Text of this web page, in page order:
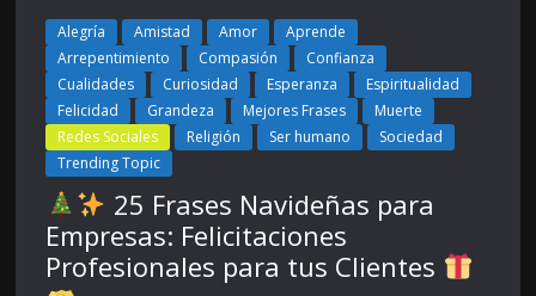
Alegría Amistad Amor
Aprende
Arrepentimiento
Compasión
Confianza
Cualidades
Curiosidad Esperanza
Espiritualidad
Felicidad
Grandeza Mejores Frases
Muerte
Redes Sociales
Religión Ser humano
Sociedad
Trending Topic
25 Frases Navideñas para
Empresas: Felicitaciones
Profesionales para tus Clientes